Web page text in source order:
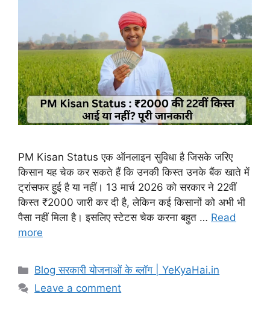
PM Kisan Status एक ऑनलाइन सुविधा है जिसके जरिए
किसान यह चेक कर सकते हैं कि उनकी किस्त उनके बैंक खाते में
ट्रांसफर हुई है या नहीं। 13 मार्च 2026 को सरकार ने 22वीं
किस्त ₹2000 जारी कर दी है, लेकिन कई किसानों को अभी भी
पैसा नहीं मिला है। इसलिए स्टेटस चेक करना बहुत … Read
more
Blog सरकारी योजनाओं के ब्लॉग | YeKyaHai.in
Leave a comment